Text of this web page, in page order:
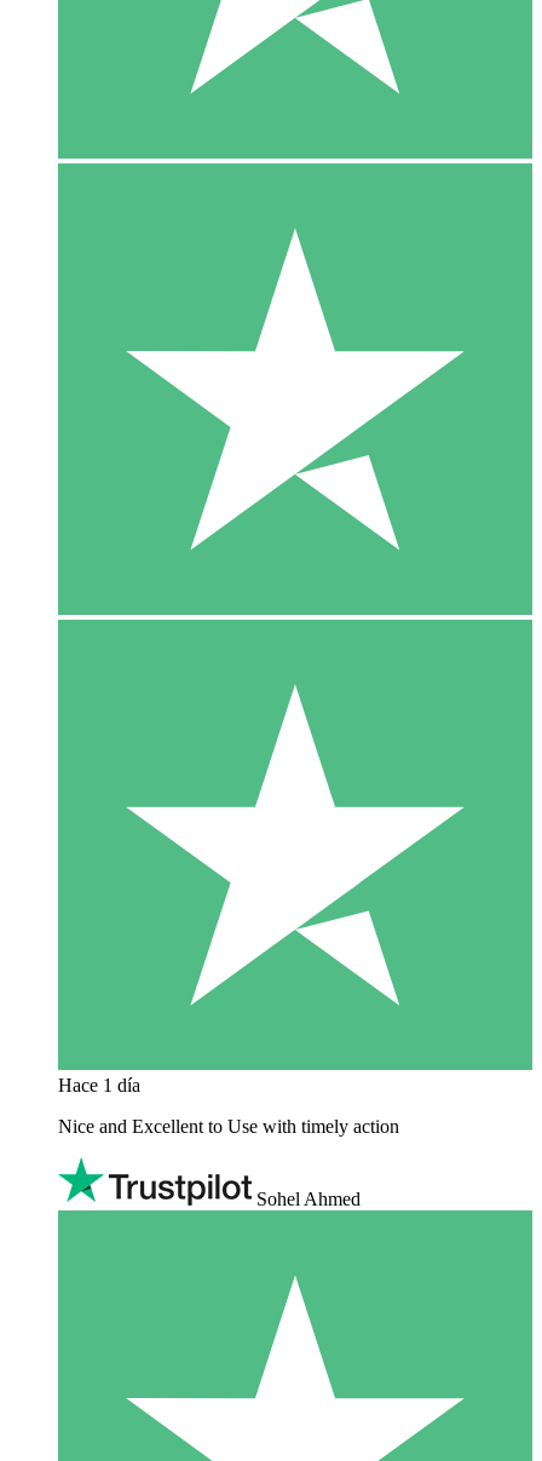
Hace 1 día
Nice and Excellent to Use with timely action
Sohel Ahmed